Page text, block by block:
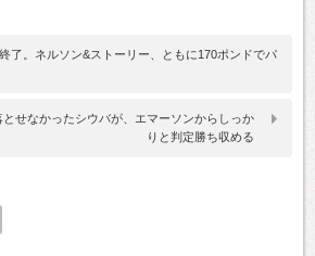
了。ネルソン&ストーリー、ともに170ポンドでパ
とせなかったシウバが、エマーソンからしっか
りと判定勝ち収める